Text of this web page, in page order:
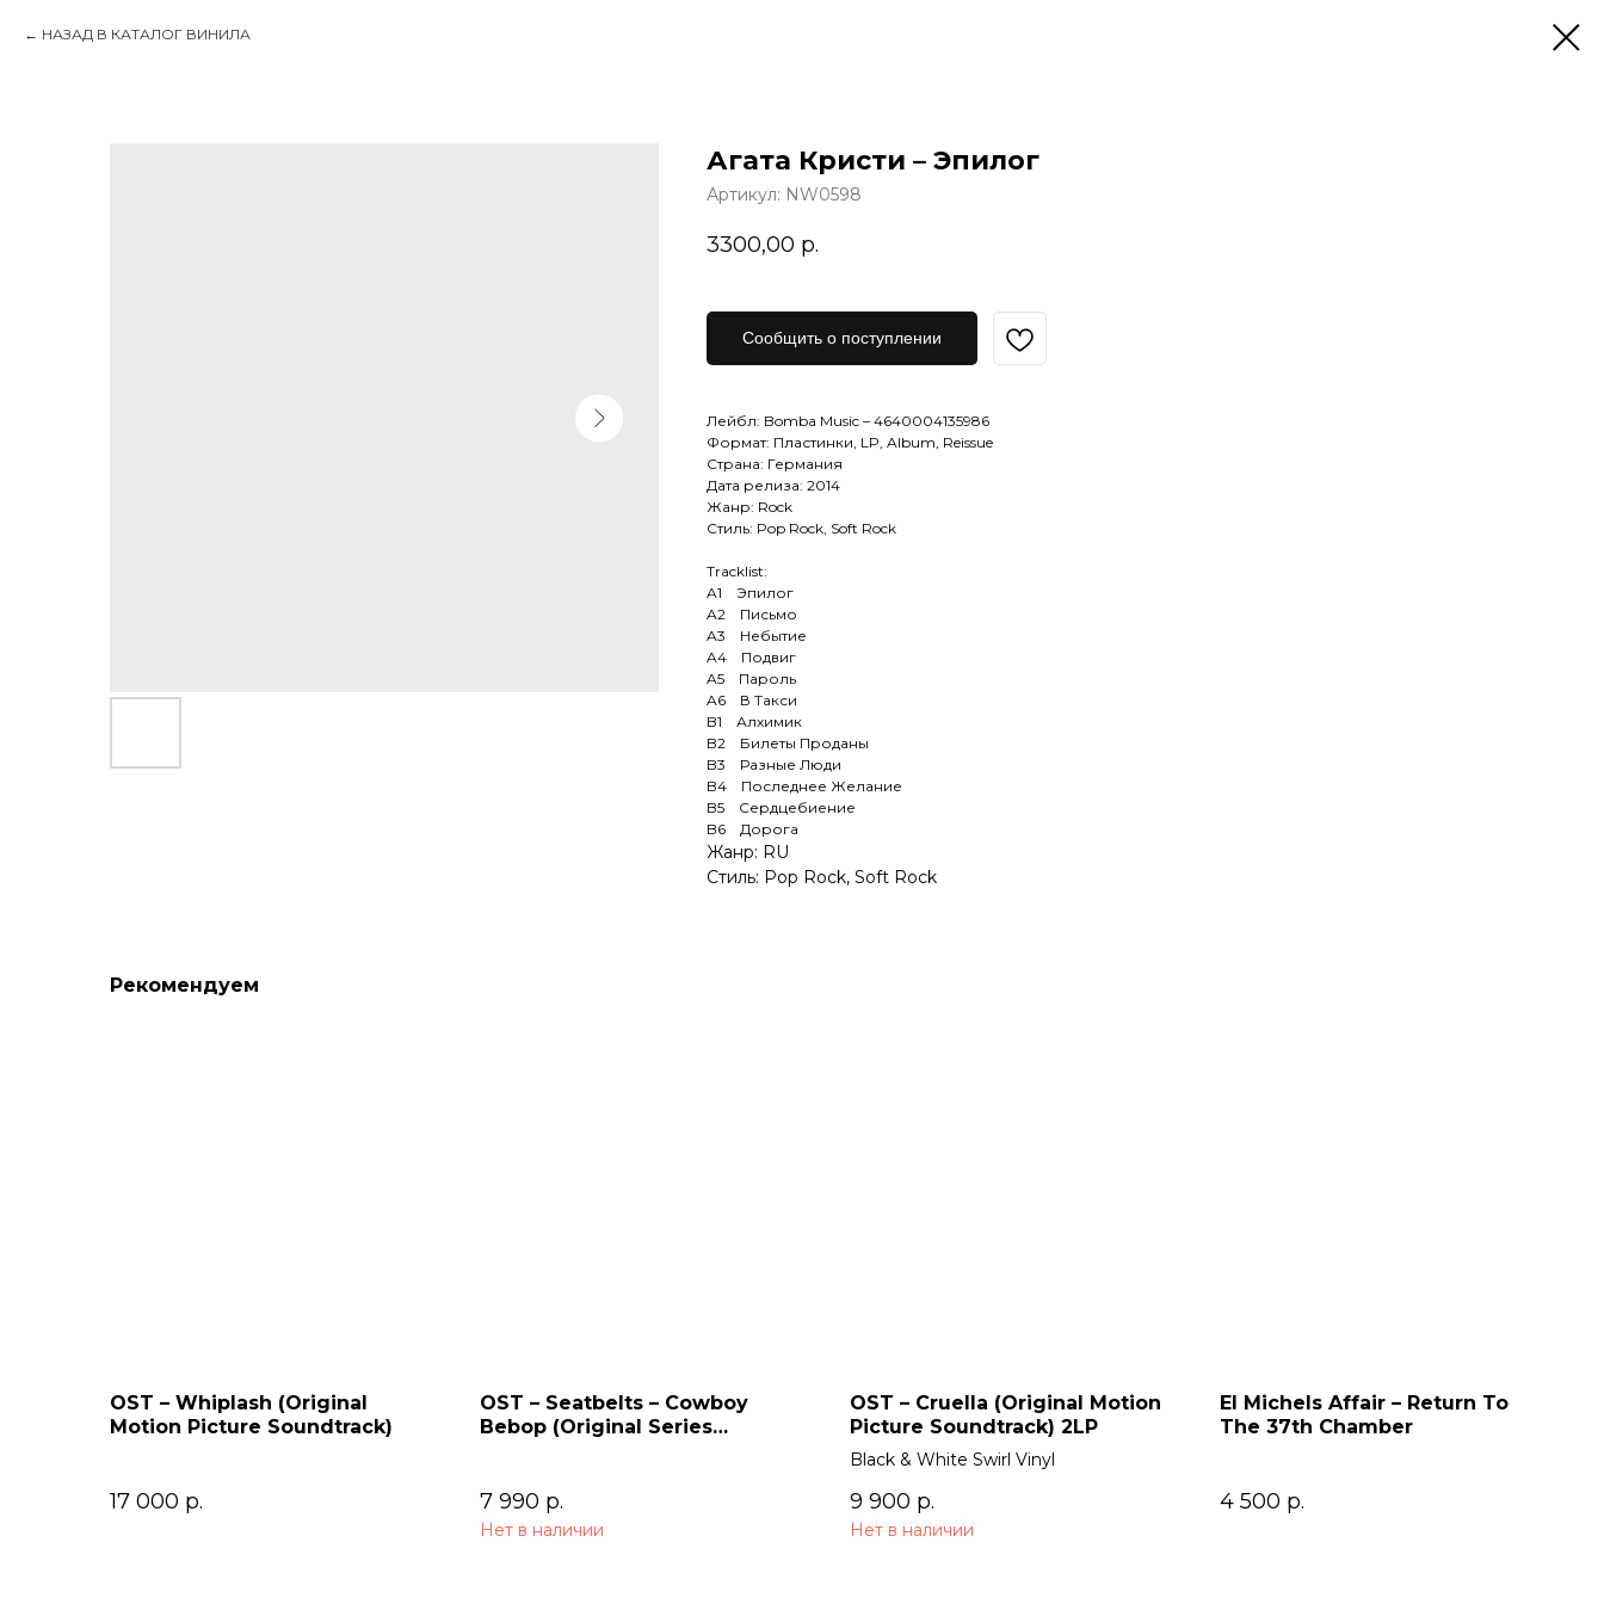
НАЗАД В КАТАЛОГ ВИНИЛА
Агата Кристи – Эпилог
Артикул: NW0598
3300,00 р.
Сообщить о поступлении
Лейбл: Bomba Music – 4640004135986
Формат: Пластинки, LP, Album, Reissue
Страна: Германия
Дата релиза: 2014
Жанр: Rock
Стиль: Pop Rock, Soft Rock
Tracklist:
A1 Эпилог
A2 Письмо
A3 Небытие
A4 Подвиг
A5 Пароль
A6 В Такси
B1 Алхимик
B2 Билеты Проданы
B3 Разные Люди
B4 Последнее Желание
B5 Сердцебиение
B6 Дорога
Жанр: RU
Стиль: Pop Rock, Soft Rock
Рекомендуем
OST – Whiplash (Original
Motion Picture Soundtrack)
17 000 р.
OST – Seatbelts – Cowboy
Bebop (Original Series
7 990 р.
Нет в наличии
OST – Cruella (Original Motion
Picture Soundtrack) 2LP
Black & White Swirl Vinyl
9 900 р.
Нет в наличии
El Michels Affair – Return To
The 37th Chamber
4 500 р.